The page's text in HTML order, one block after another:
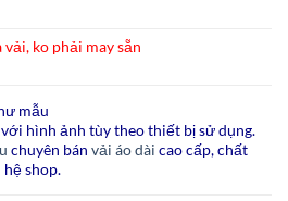
vải, ko phải may sẵn
mẫu
hình ảnh tùy theo thiết bị sử dụng.
chuyên bán vải áo dài cao cấp, chất
shop.